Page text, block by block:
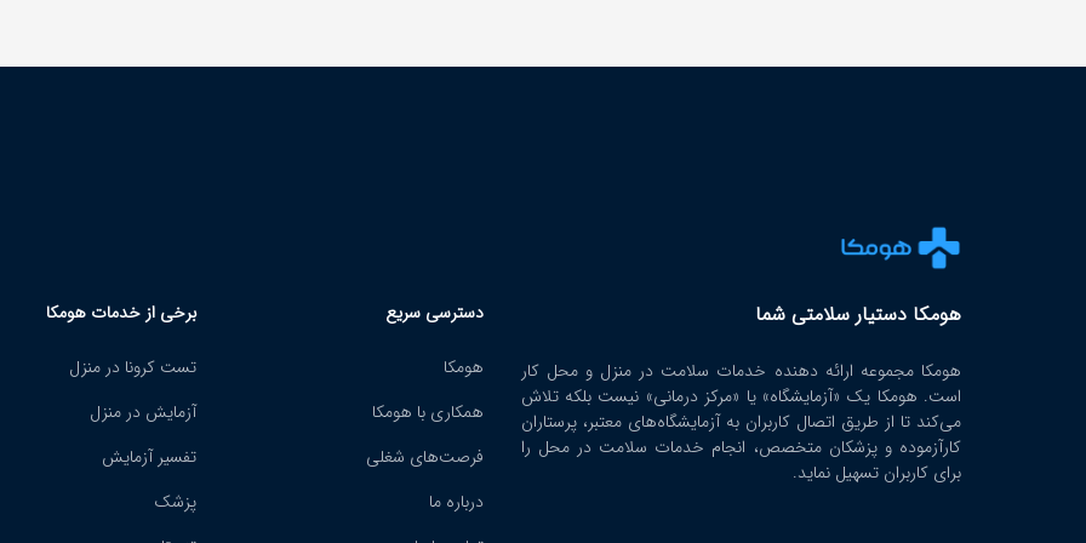
هومکا دستیار سلامتی شما
هومکا مجموعه ارائه‌ دهنده خدمات سلامت در منزل و محل کار
است. هومکا یک «آزمایشگاه» یا «مرکز درمانی» نیست بلکه تلاش
می‌کند تا از طریق اتصال کاربران به آزمایشگاه‌های معتبر، پرستاران
کارآزموده و پزشکان متخصص، انجام خدمات سلامت در محل را
برای کاربران تسهیل نماید.
دسترسی سریع
هومکا
همکاری با هومکا
فرصت‌های شغلی
درباره ما
برخی از خدمات هومکا
تست کرونا در منزل
آزمایش در منزل
تفسیر آزمایش
پزشک
هومکا دارای نماد